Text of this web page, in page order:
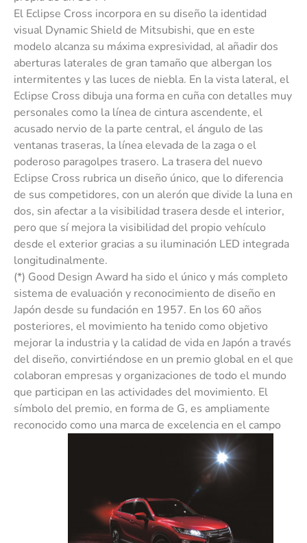
El Eclipse Cross incorpora en su diseño la identidad
visual Dynamic Shield de Mitsubishi, que en este
modelo alcanza su máxima expresividad, al añadir dos
aberturas laterales de gran tamaño que albergan los
intermitentes y las luces de niebla. En la vista lateral, el
Eclipse Cross dibuja una forma en cuña con detalles muy
personales como la línea de cintura ascendente, el
acusado nervio de la parte central, el ángulo de las
ventanas traseras, la línea elevada de la zaga o el
poderoso paragolpes trasero. La trasera del nuevo
Eclipse Cross rubrica un diseño único, que lo diferencia
de sus competidores, con un alerón que divide la luna en
dos, sin afectar a la visibilidad trasera desde el interior,
pero que sí mejora la visibilidad del propio vehículo
desde el exterior gracias a su iluminación LED integrada
longitudinalmente.
(*) Good Design Award ha sido el único y más completo
sistema de evaluación y reconocimiento de diseño en
Japón desde su fundación en 1957. En los 60 años
posteriores, el movimiento ha tenido como objetivo
mejorar la industria y la calidad de vida en Japón a través
del diseño, convirtiéndose en un premio global en el que
colaboran empresas y organizaciones de todo el mundo
que participan en las actividades del movimiento. El
símbolo del premio, en forma de G, es ampliamente
reconocido como una marca de excelencia en el campo